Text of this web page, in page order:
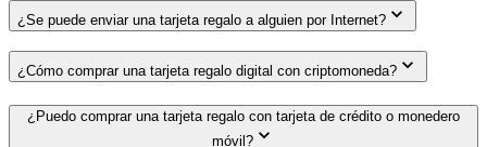
¿Se puede enviar una tarjeta regalo a alguien por Internet?
¿Cómo comprar una tarjeta regalo digital con criptomoneda?
¿Puedo comprar una tarjeta regalo con tarjeta de crédito o monedero
móvil?